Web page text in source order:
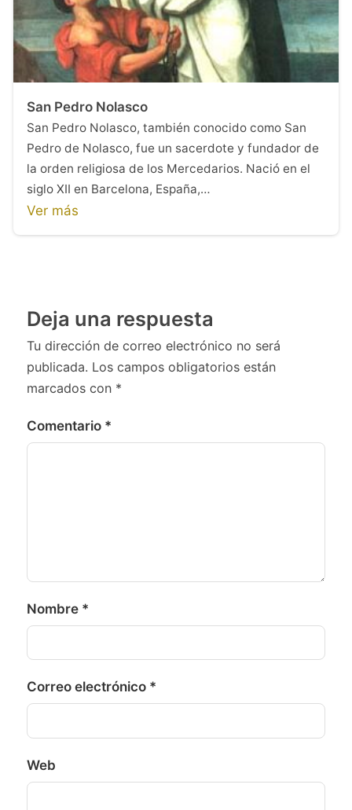
San Pedro Nolasco
San Pedro Nolasco, también conocido como San
Pedro de Nolasco, fue un sacerdote y fundador de
la orden religiosa de los Mercedarios. Nació en el
siglo XII en Barcelona, España,…
Ver más
Deja una respuesta
Tu dirección de correo electrónico no será
publicada. Los campos obligatorios están
marcados con *
Comentario *
Nombre *
Correo electrónico *
Web